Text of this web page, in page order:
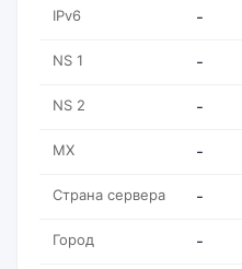
IPv6 -
NS 1 -
NS 2 -
MX -
Страна сервера -
Город -